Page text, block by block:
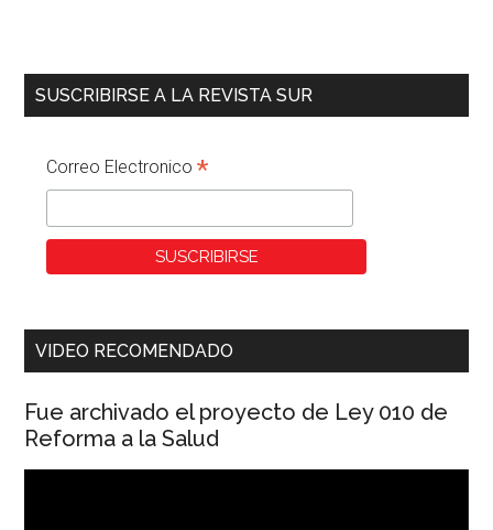
SUSCRIBIRSE A LA REVISTA SUR
Correo Electronico*
VIDEO RECOMENDADO
Fue archivado el proyecto de Ley 010 de
Reforma a la Salud